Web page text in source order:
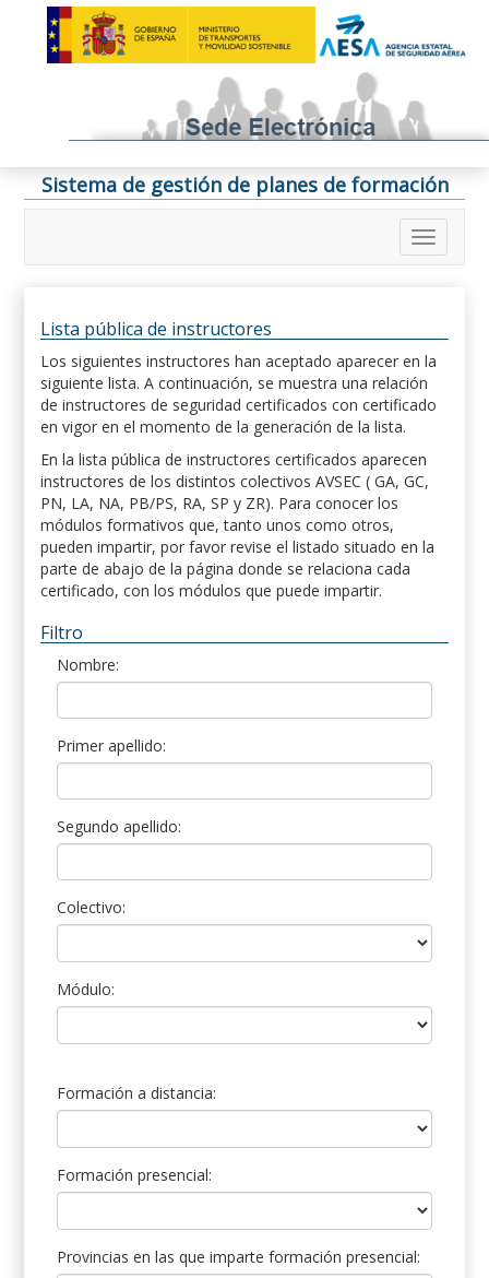
Sistema de gestión de planes de formación
Lista pública de instructores
Los siguientes instructores han aceptado aparecer en la
siguiente lista. A continuación, se muestra una relación
de instructores de seguridad certificados con certificado
en vigor en el momento de la generación de la lista.
En la lista pública de instructores certificados aparecen
instructores de los distintos colectivos AVSEC ( GA, GC,
PN, LA, NA, PB/PS, RA, SP y ZR). Para conocer los
módulos formativos que, tanto unos como otros,
pueden impartir, por favor revise el listado situado en la
parte de abajo de la página donde se relaciona cada
certificado, con los módulos que puede impartir.
Filtro
Nombre:
Primer apellido:
Segundo apellido:
Colectivo:
Módulo:
Formación a distancia:
Formación presencial:
Provincias en las que imparte formación presencial: